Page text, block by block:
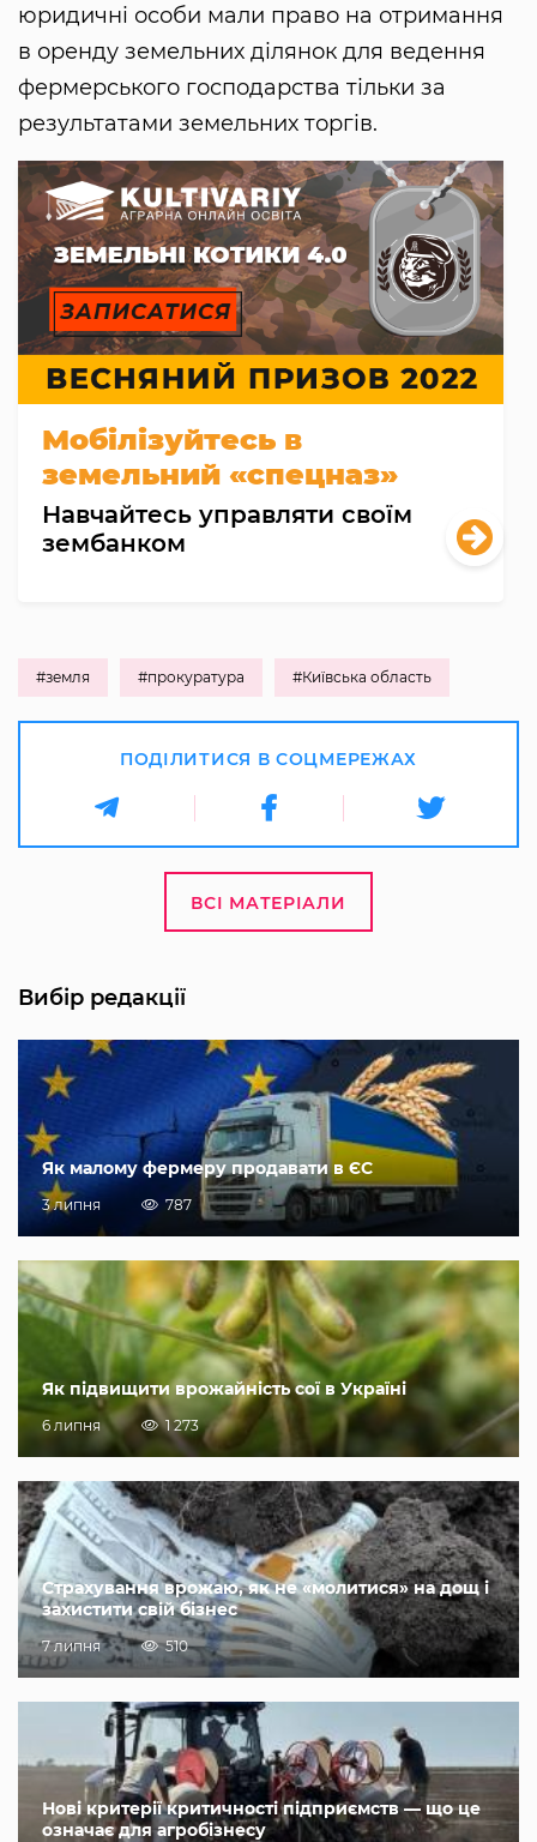
юридичні особи мали право на отримання
в оренду земельних ділянок для ведення
фермерського господарства тільки за
результатами земельних торгів.
Мобілізуйтесь в
земельний «спецназ»
Навчайтесь управляти своїм
зембанком
#земля #прокуратура #Київська область
ПОДІЛИТИСЯ В СОЦМЕРЕЖАХ
ВСІ МАТЕРІАЛИ
Вибір редакції
Як малому фермеру продавати в ЄС
3 липня 787
Як підвищити врожайність сої в Україні
6 липня 1 273
Страхування врожаю, як не «молитися» на дощ і
захистити свій бізнес
7 липня 510
Нові критерії критичності підприємств — що це
означає для агробізнесу